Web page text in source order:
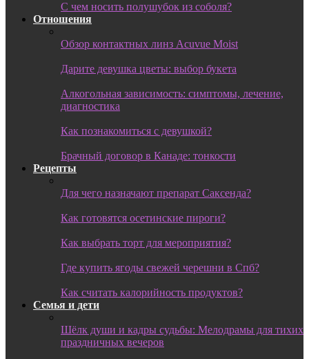
С чем носить полушубок из соболя?
Отношения
Обзор контактных линз Acuvue Moist
Дарите девушка цветы: выбор букета
Алкогольная зависимость: симптомы, лечение,
диагностика
Как познакомиться с девушкой?
Брачный договор в Канаде: тонкости
Рецепты
Для чего назначают препарат Саксенда?
Как готовятся осетинские пироги?
Как выбрать торт для мероприятия?
Где купить ягоды свежей черешни в Спб?
Как считать калорийность продуктов?
Семья и дети
Шёлк души и кадры судьбы: Мелодрамы для тихих
праздничных вечеров